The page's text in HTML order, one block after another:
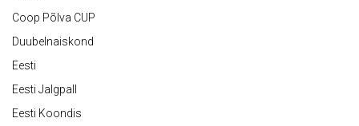
Coop Põlva CUP
Duubelnaiskond
Eesti
Eesti Jalgpall
Eesti Koondis